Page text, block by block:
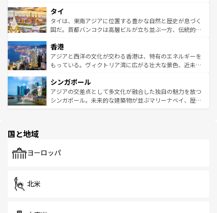
リティに包まれながら、韓国の多彩な魅力を心ゆくまで味
わってみてほしい。 なお、新着の韓国情報はコンテンツ一
覧を参照してほしい。
急速な発展と共に伝統が息づく。ハノイの古い町並みやホ
ーチミン市のフランス統治時代の建物も、独特の雰囲気を
醸し出している。また、バラエティの豊かさとおいしさで
とつ。フォーやバインミー、ベトナムコーヒーなどは、ぜ
ひ現地で味わいたい。どの地域を訪れてもあたたかい人々
が旅行者を迎えてくれるので、きっと忘れられない旅にな
参照してほしい。
タイ
タイは、東南アジアに位置する豊かな自然と歴史が息づく
国だ。首都バンコクは高層ビルが立ち並ぶ一方、伝統的な
の活気が交差している。北部ではチェンマイなどの山岳地
帯で自然と触れ合い、南部ではプーケットやクラビの美し
いビーチでリゾート気分を楽しむことができる。タイ料理
激する。気候は一年中温暖で、どの季節にも異なる楽しみ
が待っている。親しみやすいタイの人々、仏教を中心とし
た文化、そして多様な観光資源が、訪れる旅人を魅了し続
香港
アジアと西洋の文化が交わる香港は、特有のエネルギーを
もっている。ヴィクトリア湾に広がる壮大な景色、近未来
み、どこを訪れても感動するはず。観光スポットが密集し
ており、効率よく見どころを回れるのも魅力。息をのむよ
うな絶景から文化的な体験まで、香港を存分に楽しみ尽く
シンガポール
アジアの交差点として多文化が融合した独自の魅力を放つ
シンガポール。未来的な建築物が並ぶマリーナベイ、歴史
で、ホーカーズは地元の風情を楽しめる外せないスポット
国と地域
ヨーロッパ
北米